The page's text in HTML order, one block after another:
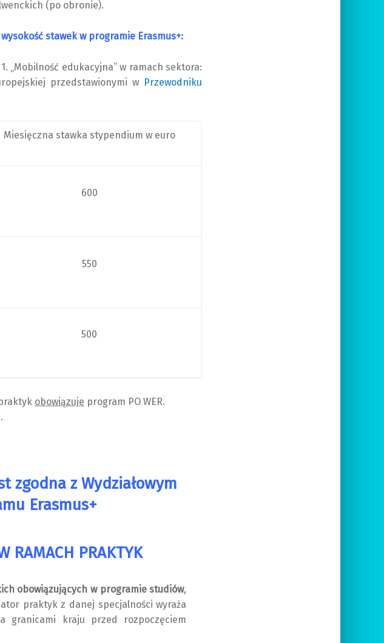
(po obronie).
stawek w programie Erasmus+:
„Mobilność edukacyjna” w ramach sektora:
przedstawionymi w Przewodniku
Miesięczna stawka stypendium w euro
600
550
500
obowiązuje program PO WER.
zgodna z Wydziałowym
Erasmus+
RAMACH PRAKTYK
obowiązujących w programie studiów,
praktyk z danej specjalności wyraża
granicami kraju przed rozpoczęciem